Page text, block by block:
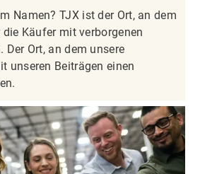
Namen? TJX ist der Ort, an dem
Käufer mit verborgenen
Der Ort, an dem unsere
unseren Beiträgen einen